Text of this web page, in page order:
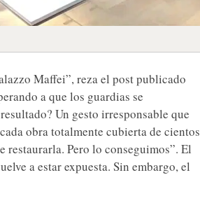
Maffei”, reza el post publicado
a que los guardias se
Un gesto irresponsable que
obra totalmente cubierta de cientos
restaurarla. Pero lo conseguimos”. El
a estar expuesta. Sin embargo, el